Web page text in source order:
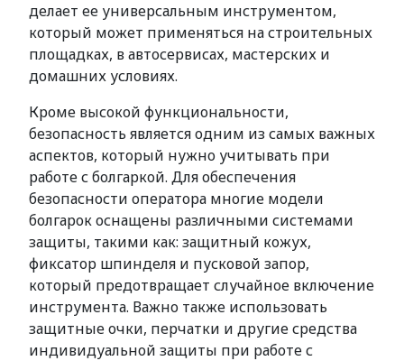
делает ее универсальным инструментом,
который может применяться на строительных
площадках, в автосервисах, мастерских и
домашних условиях.
Кроме высокой функциональности,
безопасность является одним из самых важных
аспектов, который нужно учитывать при
работе с болгаркой. Для обеспечения
безопасности оператора многие модели
болгарок оснащены различными системами
защиты, такими как: защитный кожух,
фиксатор шпинделя и пусковой запор,
который предотвращает случайное включение
инструмента. Важно также использовать
защитные очки, перчатки и другие средства
индивидуальной защиты при работе с